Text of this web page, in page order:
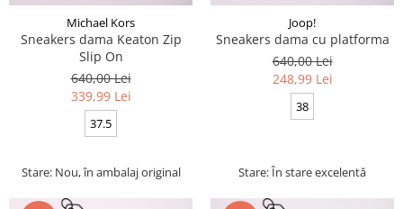
Michael Kors
Sneakers dama Keaton Zip
Slip On
640,00 Lei
339,99 Lei
37.5
Stare: Nou, în ambalaj original
Joop!
Sneakers dama cu platforma
640,00 Lei
248,99 Lei
38
Stare: În stare excelentă